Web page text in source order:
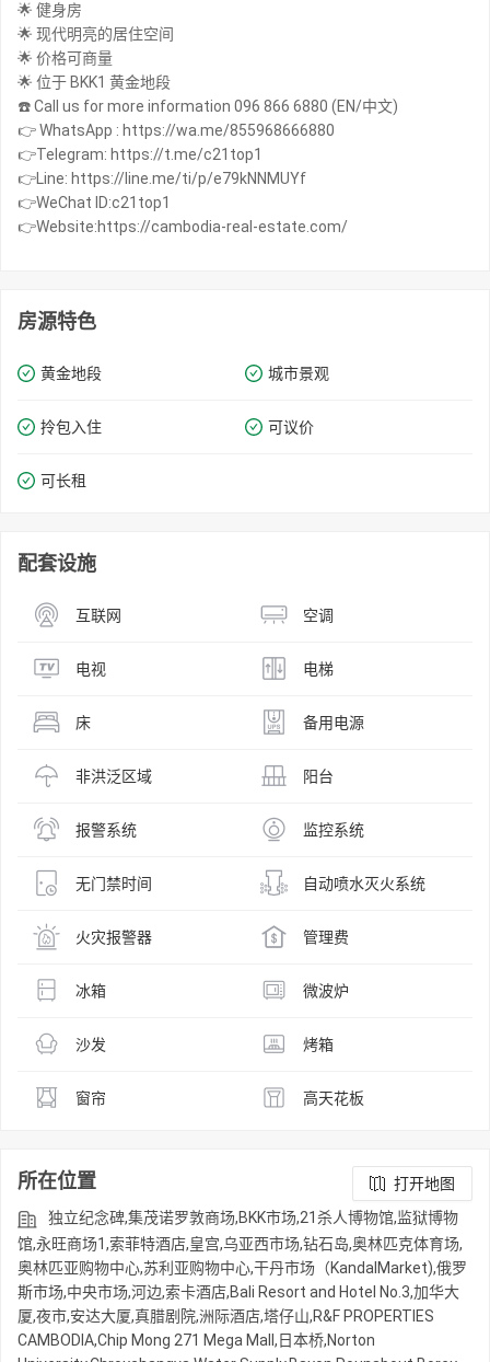
🌟 健身房
🌟 现代明亮的居住空间
🌟 价格可商量
🌟 位于 BKK1 黄金地段
☎️ Call us for more information 096 866 6880 (EN/中文)
👉 WhatsApp : https://wa.me/855968666880
👉Telegram: https://t.me/c21top1
👉Line: https://line.me/ti/p/e79kNNMUYf
👉WeChat ID:c21top1
👉Website:https://cambodia-real-estate.com/
房源特色
黄金地段 城市景观
拎包入住 可议价
可长租
配套设施
互联网 空调
电视 电梯
床 备用电源
非洪泛区域 阳台
报警系统 监控系统
无门禁时间 自动喷水灭火系统
火灾报警器 管理费
冰箱 微波炉
沙发 烤箱
窗帘 高天花板
所在位置
打开地图
独立纪念碑,集茂诺罗敦商场,BKK市场,21杀人博物馆,监狱博物
馆,永旺商场1,索菲特酒店,皇宫,乌亚西市场,钻石岛,奥林匹克体育场,
奥林匹亚购物中心,苏利亚购物中心,干丹市场（KandalMarket),俄罗
斯市场,中央市场,河边,索卡酒店,Bali Resort and Hotel No.3,加华大
厦,夜市,安达大厦,真腊剧院,洲际酒店,塔仔山,R&F PROPERTIES
CAMBODIA,Chip Mong 271 Mega Mall,日本桥,Norton